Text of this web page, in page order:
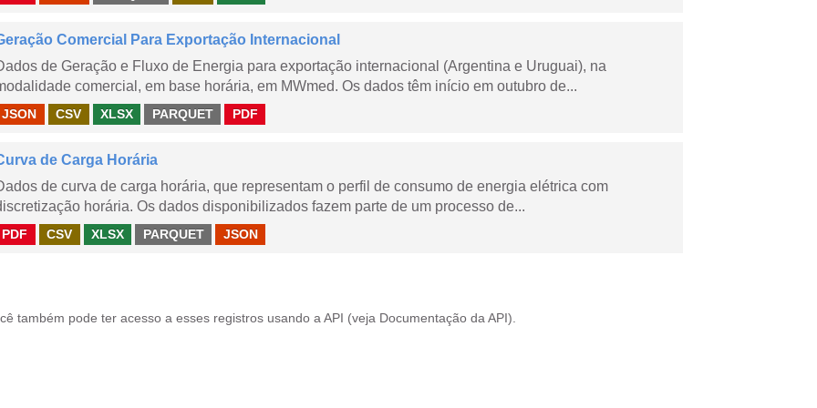
Comercial Para Exportação Internacional
de Geração e Fluxo de Energia para exportação internacional (Argentina e Uruguai), na
comercial, em base horária, em MWmed. Os dados têm início em outubro de...
JSON CSV XLSX PARQUET PDF
de Carga Horária
de curva de carga horária, que representam o perfil de consumo de energia elétrica com
horária. Os dados disponibilizados fazem parte de um processo de...
PDF CSV XLSX PARQUET JSON
também pode ter acesso a esses registros usando a API (veja Documentação da API ).